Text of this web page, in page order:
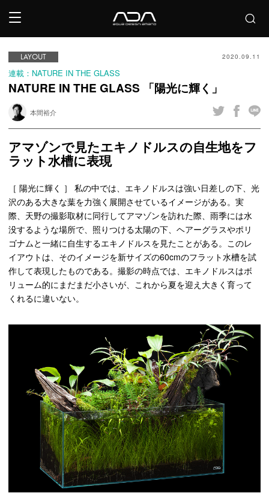
LAYOUT 2020.09.11
連載：NATURE IN THE GLASS
NATURE IN THE GLASS 「陽光に輝く」
本間裕介
アマゾンで見たエキノドルスの自生地をフ
ラット水槽に表現
［ 陽光に輝く ］ 私の中では、エキノドルスは強い日差しの下、光
沢のある大きな葉を力強く展開させているイメージがある。実
際、天野の撮影取材に同行してアマゾンを訪れた際、雨季には水
没するような場所で、照りつける太陽の下、ヘアーグラスやポリ
ゴナムと一緒に自生するエキノドルスを見たことがある。このレ
イアウトは、そのイメージを新サイズの60cmのフラット水槽を試
作して表現したものである。撮影の時点では、エキノドルスはボ
リューム的にまだまだ小さいが、これから夏を迎え大きく育って
くれるに違いない。